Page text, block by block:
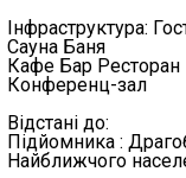
Інфраструктура:
Сауна Баня
Кафе Бар Ресторан
Конференц-зал
Відстані до:
Підйомника :
Найближчого